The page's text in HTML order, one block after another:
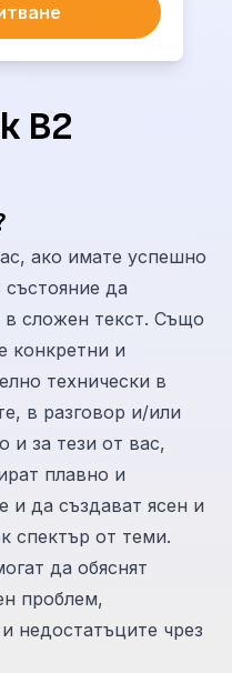
В2
ако имате успешно
да
в сложен текст. Също
конкретни и
технически в
в разговор и/или
и за тези от вас,
плавно и
и да създават ясен и
спектър от теми.
да обяснят
проблем,
недостатъците чрез